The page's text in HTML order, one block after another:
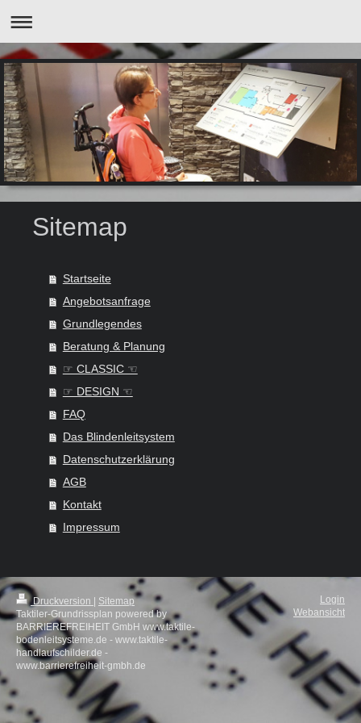
Sitemap
Startseite
Angebotsanfrage
Grundlegendes
Beratung & Planung
☞ CLASSIC ☜
☞ DESIGN ☜
FAQ
Das Blindenleitsystem
Datenschutzerklärung
AGB
Kontakt
Impressum
Druckversion
Sitemap
Taktiler-Grundrissplan powered by
BARRIEREFREIHEIT GmbH www.taktile-
bodenleitsysteme.de - www.taktile-
handlaufschilder.de -
www.barrierefreiheit-gmbh.de
Login
Webansicht